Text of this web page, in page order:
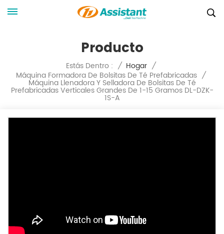
Producto
Estás Dentro : / Hogar /
Máquina Formadora De Bolsitas De Té Prefabricadas /
Máquina Llenadora Y Selladora De Bolsitas De Té
Prefabricadas Verticales Grandes De 1-15 Gramos DL-DZK-
1S-A